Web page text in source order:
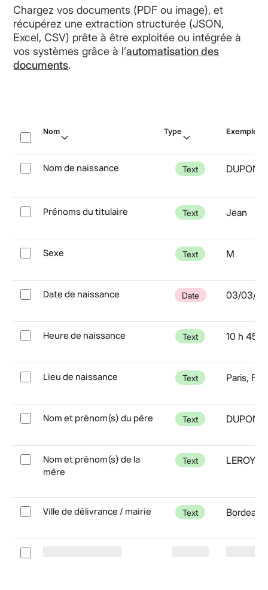
Chargez vos documents (PDF ou image), et
récupérez une extraction structurée (JSON,
Excel, CSV) prête à être exploitée ou intégrée à
vos systèmes grâce à l’automatisation des
documents.
Nom Type Exemple
Nom de naissance Text DUPONT
Prénoms du titulaire Text Jean
Sexe Text M
Date de naissance Date 03/03/
Heure de naissance Text 10 h 45
Lieu de naissance Text Paris,
Nom et prénom(s) du père Text
Nom et prénom(s) de la
mère
Text LEROY
Ville de délivrance / mairie Text Bordeaux